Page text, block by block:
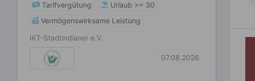
Tarifvergütung
Urlaub >= 30
Vermögenswirksame Leistung
IKT-Stadtindianer e.V.
07.08.2026